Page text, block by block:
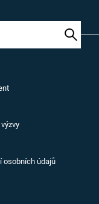
osobních údajů